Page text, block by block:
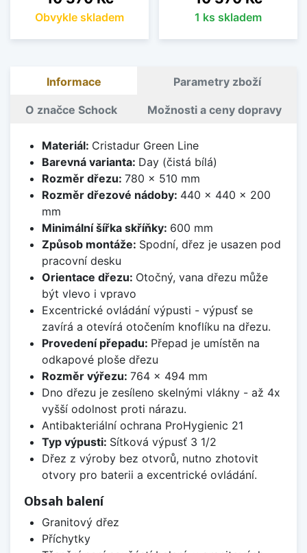
Obvykle skladem 1 ks skladem
Informace Parametry zboží
O značce Schock Možnosti a ceny dopravy
Materiál: Cristadur Green Line
Barevná varianta: Day (čistá bílá)
Rozměr dřezu: 780 x 510 mm
Rozměr dřezové nádoby: 440 x 440 x 200
mm
Minimální šířka skříňky: 600 mm
Způsob montáže: Spodní, dřez je usazen pod
pracovní desku
Orientace dřezu: Otočný, vana dřezu může
být vlevo i vpravo
Excentrické ovládání výpusti - výpusť se
zavírá a otevírá otočením knoflíku na dřezu.
Provedení přepadu: Přepad je umístěn na
odkapové ploše dřezu
Rozměr výřezu: 764 x 494 mm
Dno dřezu je zesíleno skelnými vlákny - až 4x
vyšší odolnost proti nárazu.
Antibakteriální ochrana ProHygienic 21
Typ výpusti: Sítková výpusť 3 1/2
Dřez z výroby bez otvorů, nutno zhotovit
otvory pro baterii a excentrické ovládání.
Obsah balení
Granitový dřez
Příchytky